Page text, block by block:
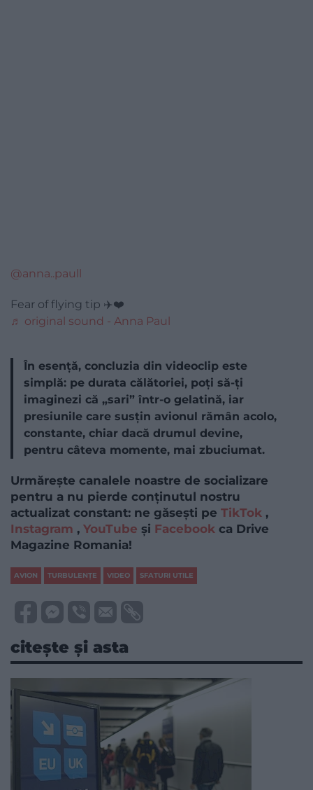
@anna..paull
Fear of flying tip ✈️❤️
♬ original sound - Anna Paul
În esență, concluzia din videoclip este
simplă: pe durata călătoriei, poți să-ți
imaginezi că „sari” într-o gelatină, iar
presiunile care susțin avionul rămân acolo,
constante, chiar dacă drumul devine,
pentru câteva momente, mai zbuciumat.
Urmărește canalele noastre de socializare
pentru a nu pierde conținutul nostru
actualizat constant: ne găsești pe TikTok ,
Instagram , YouTube și Facebook ca Drive
Magazine Romania!
AVION TURBULENȚE VIDEO SFATURI UTILE
citește și asta